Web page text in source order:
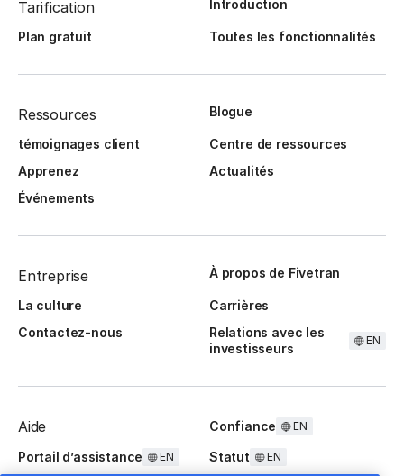
Tarification Introduction
Plan gratuit Toutes les fonctionnalités
Ressources Blogue
témoignages client
Centre de ressources
Apprenez
Actualités
Événements
Entreprise À propos de Fivetran
La culture
Carrières
Contactez-nous
Relations avec les
investisseurs
EN
Aide Confiance EN
Portail d’assistance EN Statut EN